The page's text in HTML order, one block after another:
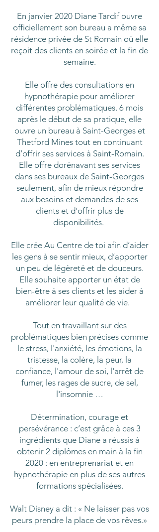
En janvier 2020 Diane Tardif ouvre
officiellement son bureau a même sa
résidence privée de St Romain où elle
reçoit des clients en soirée et la fin de
semaine.
Elle offre des consultations en
hypnothérapie pour améliorer
différentes problématiques. 6 mois
après le début de sa pratique, elle
ouvre un bureau à Saint-Georges et
Thetford Mines tout en continuant
d’offrir ses services à Saint-Romain.
Elle offre dorénavant ses services
dans ses bureaux de Saint-Georges
seulement, afin de mieux répondre
aux besoins et demandes de ses
clients et d'offrir plus de
disponibilités.
Elle crée Au Centre de toi afin d’aider
les gens à se sentir mieux, d’apporter
un peu de légèreté et de douceurs.
Elle souhaite apporter un état de
bien-être à ses clients et les aider à
améliorer leur qualité de vie.
Tout en travaillant sur des
problématiques bien précises comme
le stress, l'anxiété, les émotions, la
tristesse, la colère, la peur, la
confiance, l'amour de soi, l'arrêt de
fumer, les rages de sucre, de sel,
l'insomnie …
Détermination, courage et
persévérance : c’est grâce à ces 3
ingrédients que Diane a réussis à
obtenir 2 diplômes en main à la fin
2020 : en entreprenariat et en
hypnothérapie en plus de ses autres
formations spécialisées.
Walt Disney a dit : « Ne laisser pas vos
peurs prendre la place de vos rêves.»